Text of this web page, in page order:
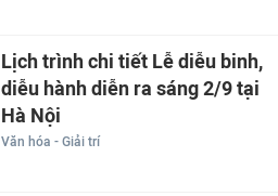
Lịch trình chi tiết Lễ diễu binh,
diễu hành diễn ra sáng 2/9 tại
Hà Nội
Văn hóa - Giải trí